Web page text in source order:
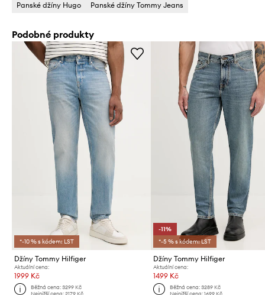
Panské džíny Hugo
Panské džíny Tommy Jeans
Podobné produkty
*-10 % s kódem: LST
Džíny Tommy Hilfiger
Aktuální cena:
1999 Kč
Běžná cena:3299 Kč
Nejnižší cena:2179 Kč
-11%
*-5 % s kódem: LST
Džíny Tommy Hilfiger
Aktuální cena:
1499 Kč
Běžná cena: 3289 Kč
Nejnižší cena: 1699 Kč